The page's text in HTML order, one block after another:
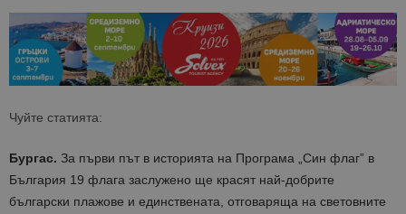
Чуйте статията:
Бургас. За първи път в историята на Програма „Син флаг” в
България 19 флага заслужено ще красят най-добрите
български плажове и единствената, отговаряща на световните